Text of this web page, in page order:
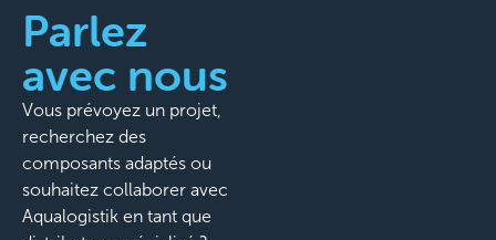
Parlez
avec nous
Vous prévoyez un projet,
recherchez des
composants adaptés ou
souhaitez collaborer avec
Aqualogistik en tant que